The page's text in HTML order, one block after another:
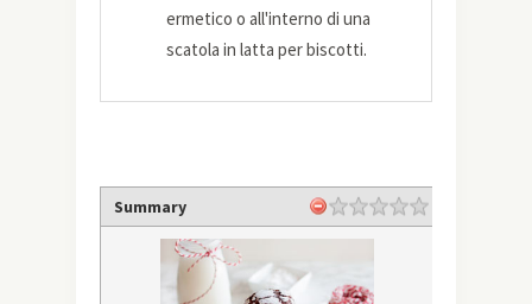
ermetico o all'interno di una
scatola in latta per biscotti.
Summary